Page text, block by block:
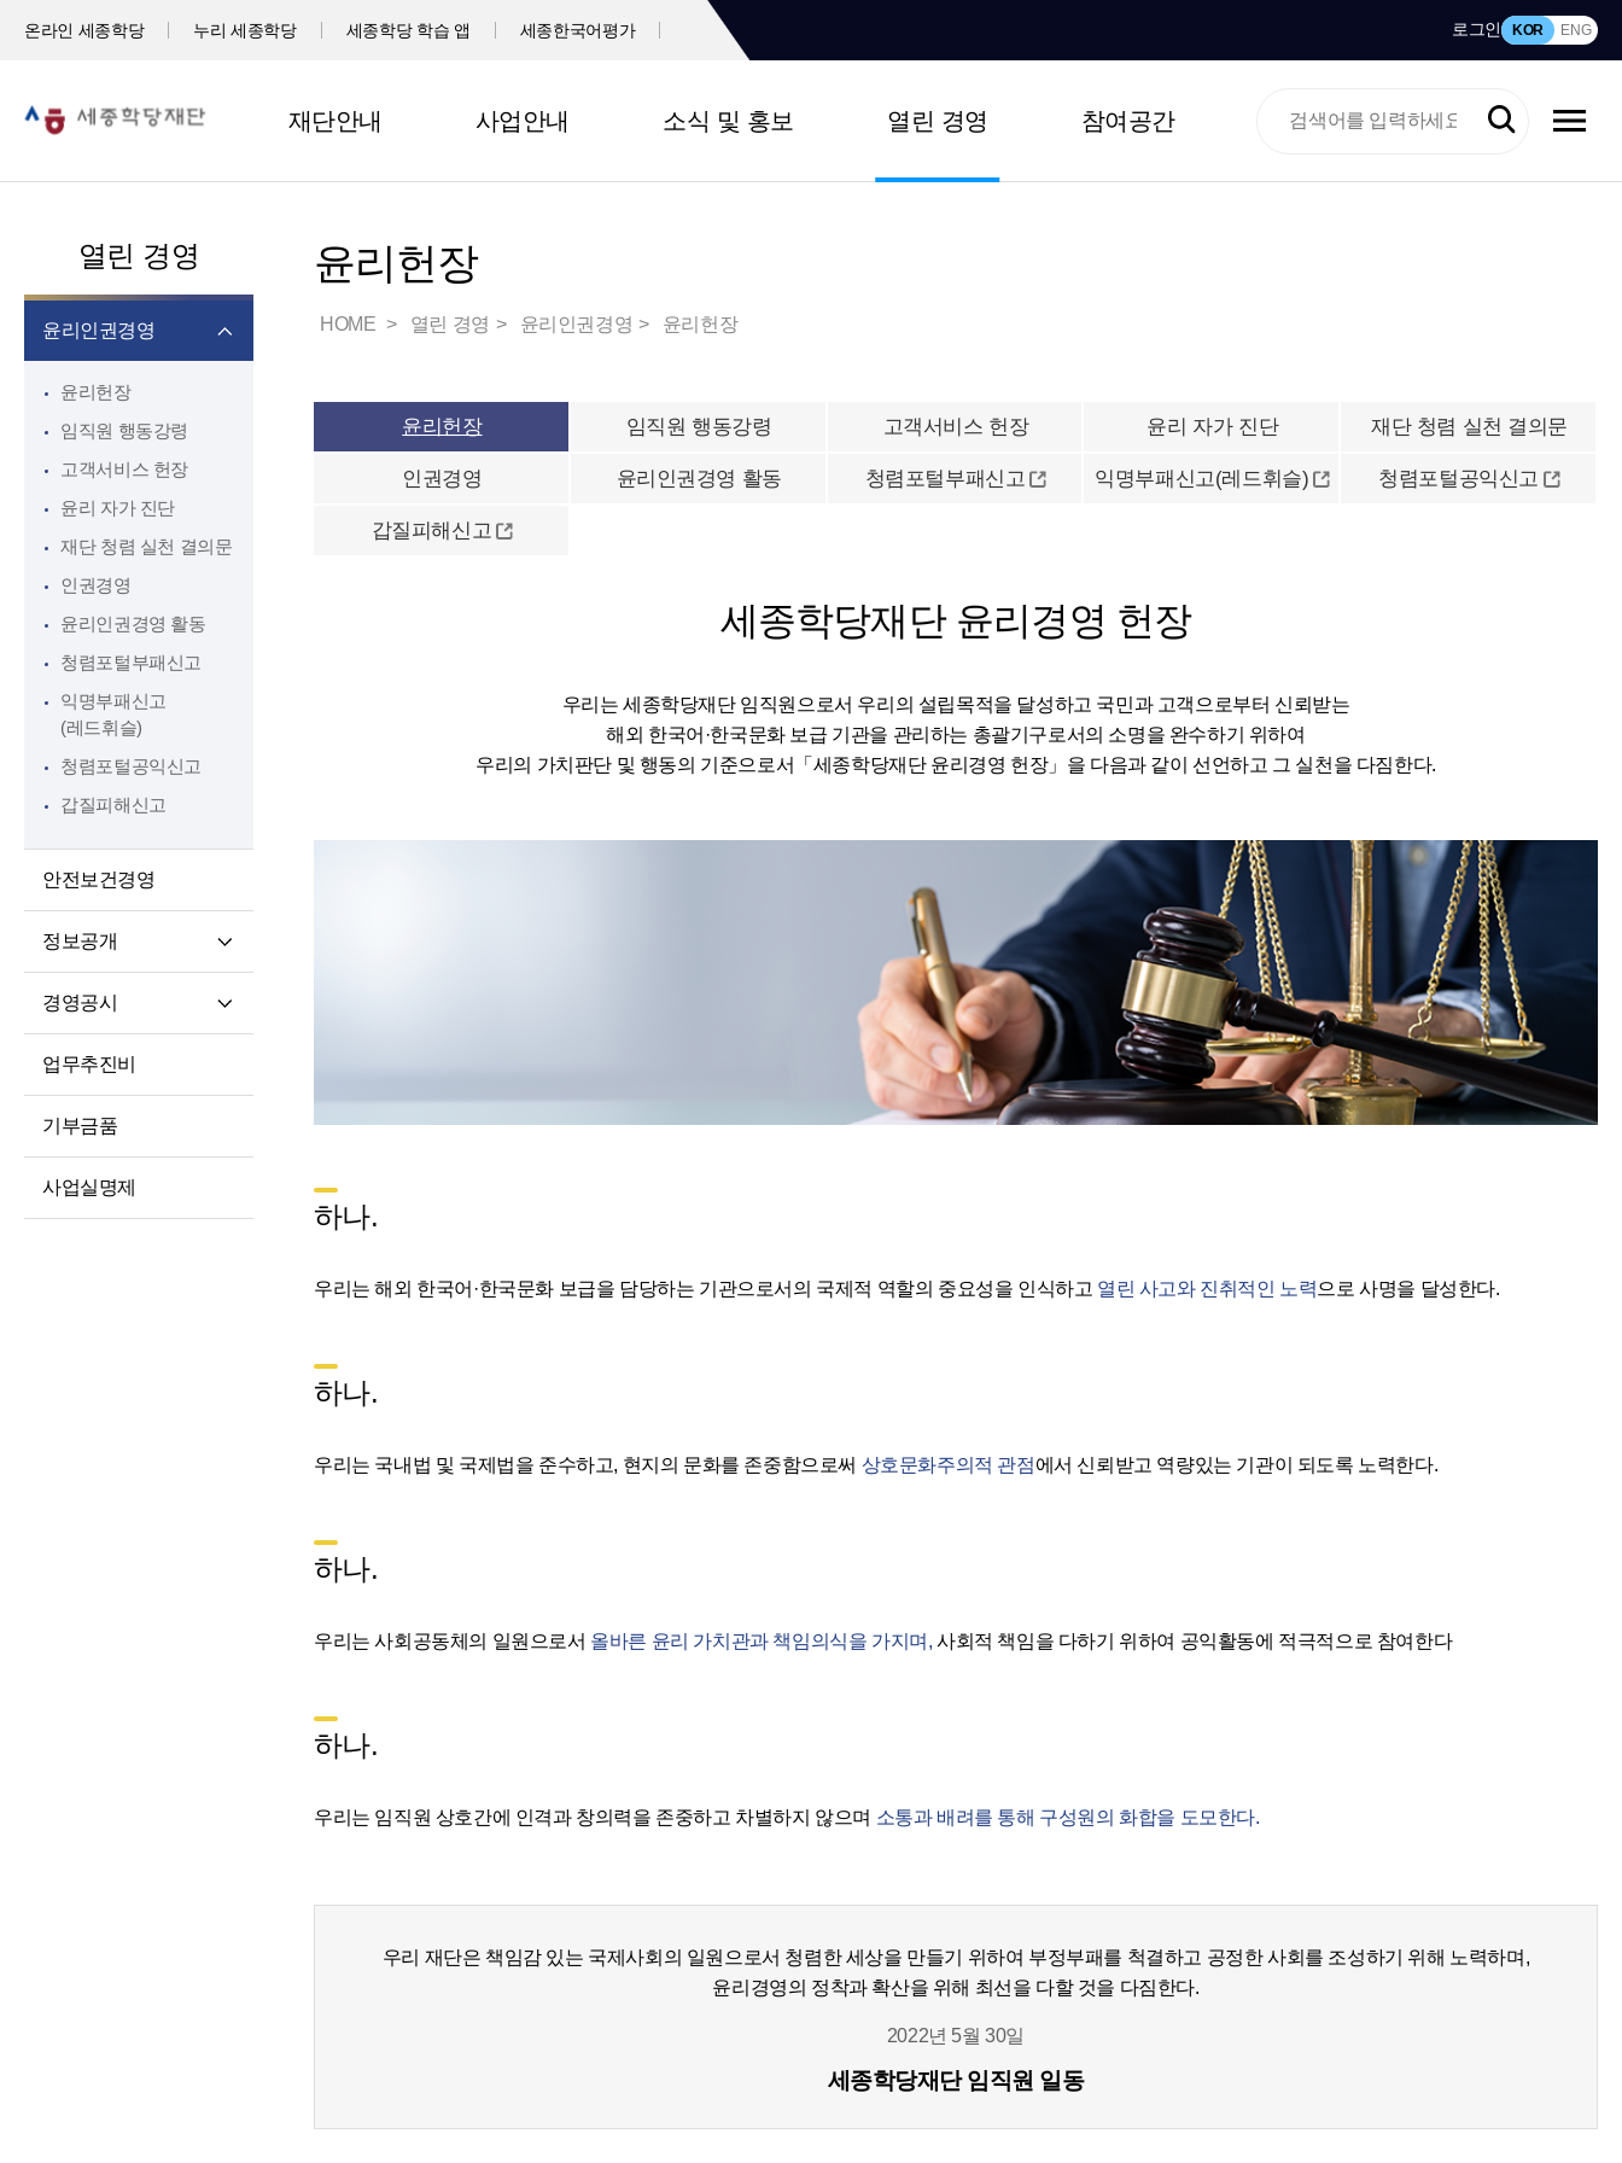
온라인 세종학당 누리 세종학당 세종학당 학습 앱 세종한국어평가 로그인 KOR ENG
재단안내 사업안내 소식 및 홍보 열린 경영 참여공간
열린 경영
윤리인권경영
윤리헌장
임직원 행동강령
고객서비스 헌장
윤리 자가 진단
재단 청렴 실천 결의문
인권경영
윤리인권경영 활동
청렴포털부패신고
익명부패신고
(레드휘슬)
청렴포털공익신고
갑질피해신고
안전보건경영
정보공개
처리절차
정보공개방법
불복구제절차
경영공시
징계처분 결과
소송 및 소송대리인
현황
업무추진비
기부금품
사업실명제
윤리헌장
HOME 열린 경영 윤리인권경영 윤리헌장
윤리헌장 임직원 행동강령 고객서비스 헌장 윤리 자가 진단 재단 청렴 실천 결의문
인권경영 윤리인권경영 활동 청렴포털부패신고 익명부패신고(레드휘슬) 청렴포털공익신고
갑질피해신고
세종학당재단 윤리경영 헌장
우리는 세종학당재단 임직원으로서 우리의 설립목적을 달성하고 국민과 고객으로부터 신뢰받는
해외 한국어·한국문화 보급 기관을 관리하는 총괄기구로서의 소명을 완수하기 위하여
우리의 가치판단 및 행동의 기준으로서「세종학당재단 윤리경영 헌장」을 다음과 같이 선언하고 그 실천을 다짐한다.
하나.
우리는 해외 한국어·한국문화 보급을 담당하는 기관으로서의 국제적 역할의 중요성을 인식하고 열린 사고와 진취적인 노력으로 사명을 달성한다.
하나.
우리는 국내법 및 국제법을 준수하고, 현지의 문화를 존중함으로써 상호문화주의적 관점에서 신뢰받고 역량있는 기관이 되도록 노력한다.
하나.
우리는 사회공동체의 일원으로서 올바른 윤리 가치관과 책임의식을 가지며, 사회적 책임을 다하기 위하여 공익활동에 적극적으로 참여한다
하나.
우리는 임직원 상호간에 인격과 창의력을 존중하고 차별하지 않으며 소통과 배려를 통해 구성원의 화합을 도모한다.
우리 재단은 책임감 있는 국제사회의 일원으로서 청렴한 세상을 만들기 위하여 부정부패를 척결하고 공정한 사회를 조성하기 위해 노력하며,
윤리경영의 정착과 확산을 위해 최선을 다할 것을 다짐한다.
2022년 5월 30일
세종학당재단 임직원 일동